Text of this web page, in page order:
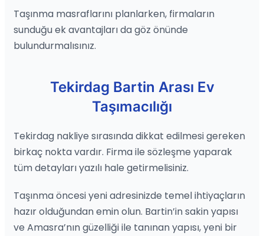
Taşınma masraflarını planlarken, firmaların
sunduğu ek avantajları da göz önünde
bulundurmalısınız.
Tekirdag Bartin Arası Ev
Taşımacılığı
Tekirdag nakliye sırasında dikkat edilmesi gereken
birkaç nokta vardır. Firma ile sözleşme yaparak
tüm detayları yazılı hale getirmelisiniz.
Taşınma öncesi yeni adresinizde temel ihtiyaçların
hazır olduğundan emin olun. Bartin’in sakin yapısı
ve Amasra’nın güzelliği ile tanınan yapısı, yeni bir